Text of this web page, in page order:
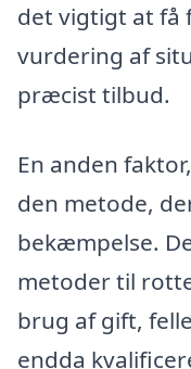
det vigtigt at få
vurdering af
præcist tilbud.
En anden
den metode,
bekæmpelse.
metoder til
brug af gift,
endda